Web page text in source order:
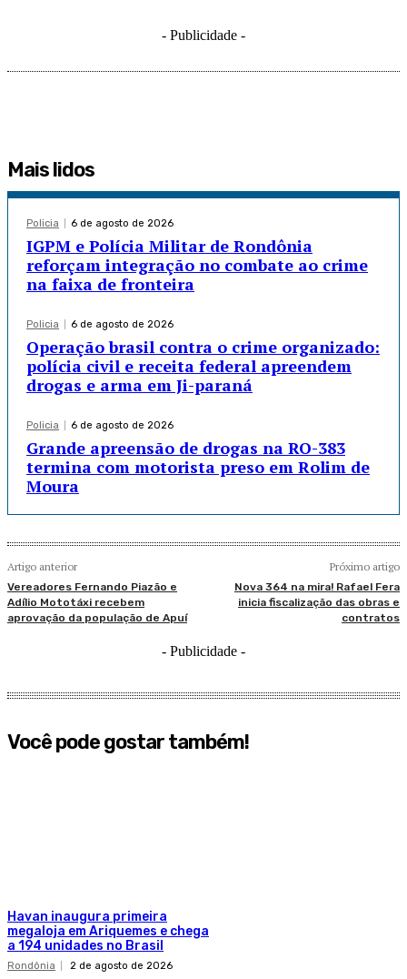
- Publicidade -
Mais lidos
Policia 6 de agosto de 2026
IGPM e Polícia Militar de Rondônia
reforçam integração no combate ao crime
na faixa de fronteira
Policia 6 de agosto de 2026
Operação brasil contra o crime organizado:
polícia civil e receita federal apreendem
drogas e arma em Ji-paraná
Policia 6 de agosto de 2026
Grande apreensão de drogas na RO-383
termina com motorista preso em Rolim de
Moura
Artigo anterior
Vereadores Fernando Piazão e
Adílio Mototáxi recebem
aprovação da população de Apuí
Próximo artigo
Nova 364 na mira! Rafael Fera
inicia fiscalização das obras e
contratos
- Publicidade -
Você pode gostar também!
Havan inaugura primeira
megaloja em Ariquemes e chega
a 194 unidades no Brasil
Rondônia 2 de agosto de 2026